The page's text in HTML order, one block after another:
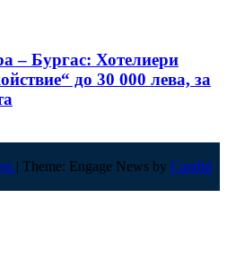
– Бургас: Хотелиери
до 30 000 лева, за
| Theme: Engage News by Candid